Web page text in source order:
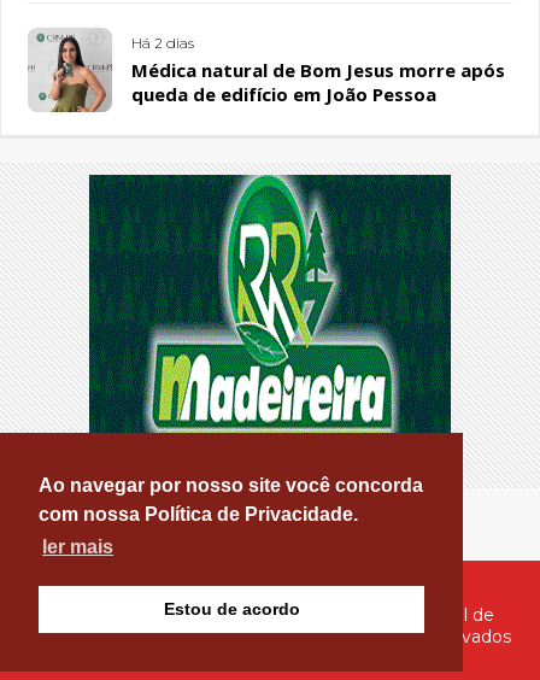
Ao navegar por nosso site você concorda
com nossa Política de Privacidade.
ler mais
Estou de acordo
Há 2 dias
Médica natural de Bom Jesus morre após
queda de edifício em João Pessoa
© Copyright 2026 - PATOS ONLINE - O seu Portal de
Notícias de Patos e Região - Todos os direitos reservados